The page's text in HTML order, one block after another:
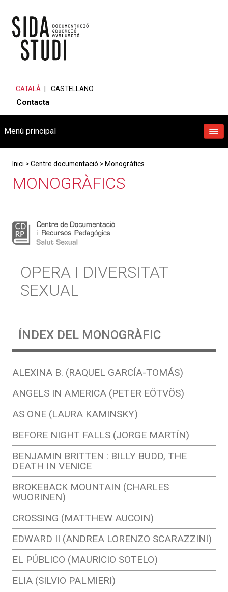
CATALÀ CASTELLANO
Contacta
Menú principal
Inici >Centre documentació > Monogràfics
MONOGRÀFICS
OPERA I DIVERSITAT
SEXUAL
ÍNDEX DEL MONOGRÀFIC
ALEXINA B. (RAQUEL GARCÍA-TOMÁS)
ANGELS IN AMERICA (PETER EÖTVÖS)
AS ONE (LAURA KAMINSKY)
BEFORE NIGHT FALLS (JORGE MARTÍN)
BENJAMIN BRITTEN : BILLY BUDD, THE
DEATH IN VENICE
BROKEBACK MOUNTAIN (CHARLES
WUORINEN)
CROSSING (MATTHEW AUCOIN)
EDWARD II (ANDREA LORENZO SCARAZZINI)
EL PÚBLICO (MAURICIO SOTELO)
ELIA (SILVIO PALMIERI)